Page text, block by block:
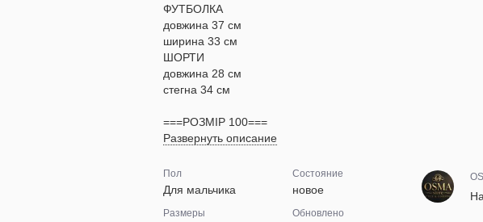
ФУТБОЛКА
довжина 37 см
ширина 33 см
ШОРТИ
довжина 28 см
стегна 34 см
===РОЗМІР 100===
Развернуть описание
Пол
Для мальчика
Размеры
Состояние
новое
Обновлено